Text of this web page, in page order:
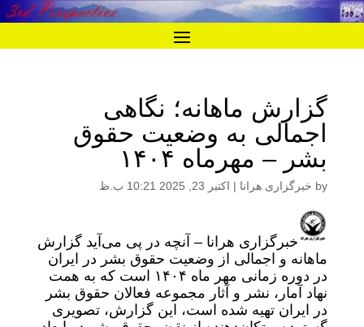
گزارش ماهانه؛ نگاهی
اجمالی به وضعیت حقوق
بشر – مهرماه ۱۴۰۴
by خبرگزاری هرانا | اکتبر 23, 2025 10:21 ب.ظ
خبرگزاری هرانا – آنچه در پی می‌آید گزارش
ماهانه و اجمالی از وضعیت حقوق بشر در ایران
در دوره زمانی مهر ماه ۱۴۰۴ است که به همت
نهاد آمار، نشر و آثار مجموعه فعالان حقوق بشر
در ایران تهیه شده است، این گزارش، تصویری